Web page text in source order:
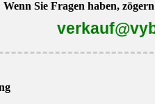
Wenn Sie Fragen haben,